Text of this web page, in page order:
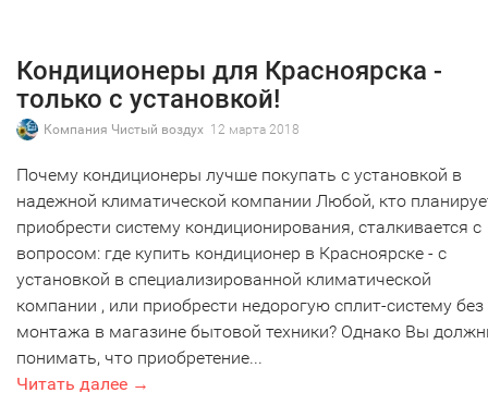
Кондиционеры для Красноярска -
только с установкой!
Компания Чистый воздух 12 марта 2018
Почему кондиционеры лучше покупать с установкой в
надежной климатической компании Любой, кто
приобрести систему кондиционирования, сталкивается с
вопросом: где купить кондиционер в Красноярске - с
установкой в специализированной климатической
компании , или приобрести недорогую сплит-систему без
монтажа в магазине бытовой техники? Однако Вы
понимать, что приобретение...
Читать далее →